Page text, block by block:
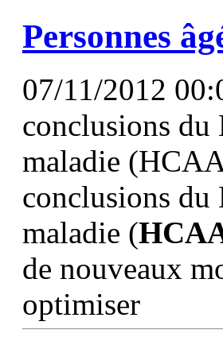
Personnes
07/11/2012
conclusions du
maladie
conclusions du
maladie (
de nouveaux
optimiser